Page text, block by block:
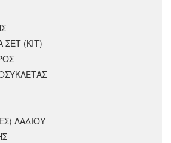
(ΚΙΤ)
ΛΑΔΙΟΥ